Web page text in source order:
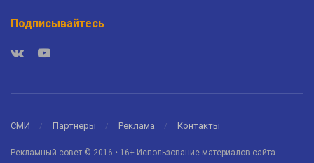
Подписывайтесь
СМИ Партнеры Реклама Контакты
Рекламный совет © 2016 • 16+ Использование материалов сайта